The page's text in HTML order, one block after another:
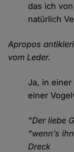
das ich
natürlich
Apropos
vom Leder.
Ja, in einer
einer
"Der liebe
"wenn’s
Dreck